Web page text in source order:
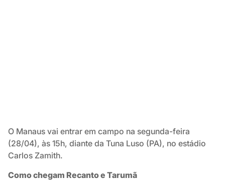
O Manaus vai entrar em campo na segunda-feira
(28/04), às 15h, diante da Tuna Luso (PA), no estádio
Carlos Zamith.
Como chegam Recanto e Tarumã